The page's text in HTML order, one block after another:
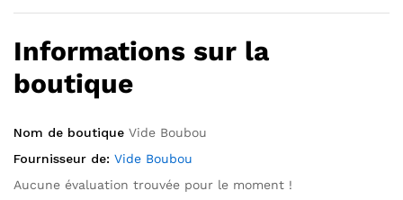
Informations sur la
boutique
Nom de boutique Vide Boubou
Fournisseur de: Vide Boubou
Aucune évaluation trouvée pour le moment !